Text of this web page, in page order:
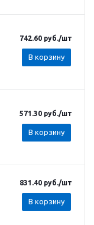
742.60руб./шт
В корзину
571.30руб./шт
В корзину
831.40руб./шт
В корзину